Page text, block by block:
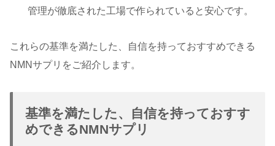
管理が徹底された工場で作られていると安心です。
これらの基準を満たした、自信を持っておすすめできる
NMNサプリをご紹介します。
基準を満たした、自信を持っておすす
めできるNMNサプリ